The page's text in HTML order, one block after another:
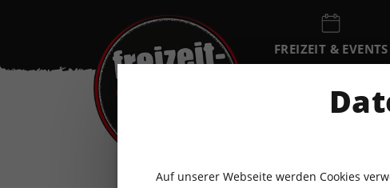
FREIZEIT & EVENTS
EVENTKALENDER
Auf unserer Webseite werden Cookies